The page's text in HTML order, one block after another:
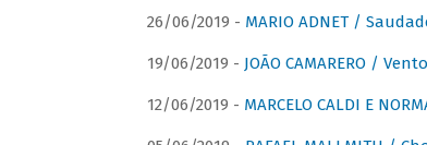
26/06/2019 - MARIO ADNET /
19/06/2019 - JOÃO CAMARERO /
12/06/2019 - MARCELO CALDI E